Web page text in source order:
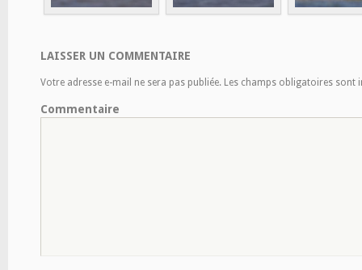
LAISSER UN COMMENTAIRE
Votre adresse e-mail ne sera pas publiée. Les champs obligatoires sont
Commentaire